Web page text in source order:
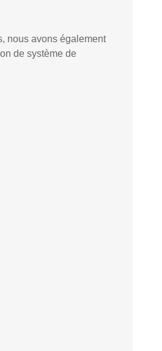
nous avons également
de système de